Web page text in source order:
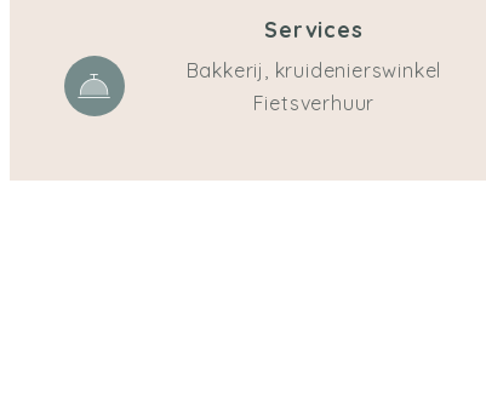
Services
Bakkerij, kruidenierswinkel
Fietsverhuur